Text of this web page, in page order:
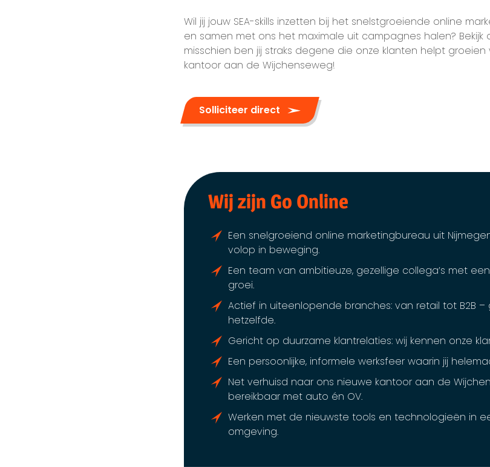
Wil jij jouw SEA-skills inzetten bij het snelstgroeiende online
en samen met ons het maximale uit campagnes halen?
misschien ben jij straks degene die onze klanten helpt
kantoor aan de Wijchenseweg!
Solliciteer direct
Wij zijn Go Online
Een snelgroeiend online marketingbureau uit
volop in beweging.
Een team van ambitieuze, gezellige collega’s met
groei.
Actief in uiteenlopende branches: van retail tot B2B
hetzelfde.
Gericht op duurzame klantrelaties: wij kennen onze
Een persoonlijke, informele werksfeer waarin jij
Net verhuisd naar ons nieuwe kantoor aan de
bereikbaar met auto én OV.
Werken met de nieuwste tools en technologieën in
omgeving.